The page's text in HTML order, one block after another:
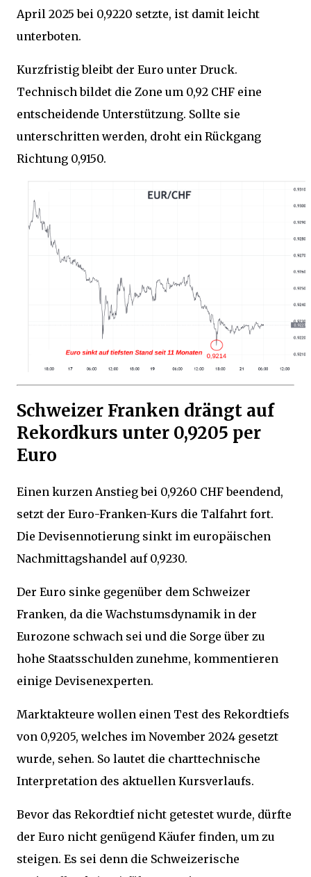
April 2025 bei 0,9220 setzte, ist damit leicht
unterboten.
Kurzfristig bleibt der Euro unter Druck.
Technisch bildet die Zone um 0,92 CHF eine
entscheidende Unterstützung. Sollte sie
unterschritten werden, droht ein Rückgang
Richtung 0,9150.
Schweizer Franken drängt auf
Rekordkurs unter 0,9205 per
Euro
Einen kurzen Anstieg bei 0,9260 CHF beendend,
setzt der Euro-Franken-Kurs die Talfahrt fort.
Die Devisennotierung sinkt im europäischen
Nachmittagshandel auf 0,9230.
Der Euro sinke gegenüber dem Schweizer
Franken, da die Wachstumsdynamik in der
Eurozone schwach sei und die Sorge über zu
hohe Staatsschulden zunehme, kommentieren
einige Devisenexperten.
Marktakteure wollen einen Test des Rekordtiefs
von 0,9205, welches im November 2024 gesetzt
wurde, sehen. So lautet die charttechnische
Interpretation des aktuellen Kursverlaufs.
Bevor das Rekordtief nicht getestet wurde, dürfte
der Euro nicht genügend Käufer finden, um zu
steigen. Es sei denn die Schweizerische